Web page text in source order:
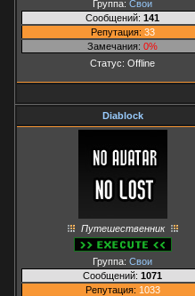
Группа: Свои
Сообщений: 141
Репутация: 33
Замечания: 0%
Статус: Offline
Diablock
Путешественник
Группа: Свои
Сообщений: 1071
Репутация: 1033